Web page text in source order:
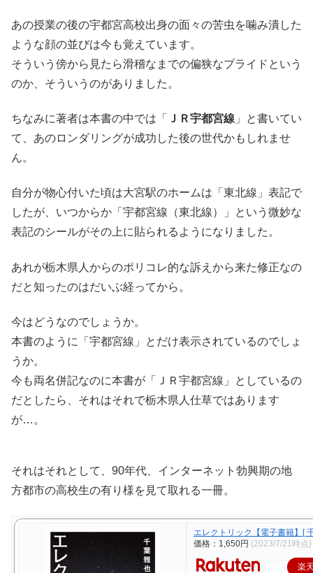
あの授業の後の宇都宮高校出身の面々の苦虫を噛み潰した
ような顔の並びは今も覚えています。
そういう傍から見たら滑稽なまでの偏狭なプライドという
のか、そういうのがありました。
ちなみに著者は本書の中では「 ＪＲ宇都宮線 」と書いてい
て、あのロンダリングが成功した後の世代かもしれませ
ん。
自分が物心付いた頃は大宮駅のホームは「東北線」表記で
したが、いつからか「宇都宮線（東北線）」という微妙な
表記のシールがその上に貼られるようになりました。
あれが栃木県人からのポリコレ的な訴えから来た修正なの
だと知ったのはだいぶ経ってから。
今はどうなのでしょうか。
本書のように「宇都宮線」とだけ表示されているのでしょ
うか。
今も両名併記なのに本書が「ＪＲ宇都宮線」としているの
だとしたら、それはそれで栃木県人仕草ではあります
が…。
それはそれとして、90年代、インターネット勃興期の地
方都市の高校生の有り様を見て取れる一冊。
エレクトリック【電子書籍】[
価格：1,650円 (2023/7/21時点)
楽